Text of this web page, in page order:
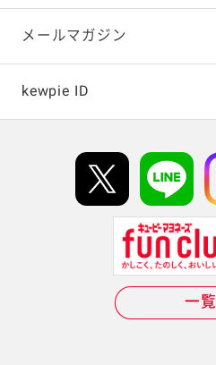
テレビ・ラジオ
キャンペーン・イベント
メールマガジン
kewpie ID
Hi! kewpieについて
Qummyについて
一覧